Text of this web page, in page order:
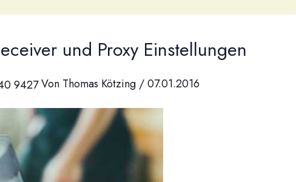
und Proxy Einstellungen
Von Thomas Kötzing /07.01.2016